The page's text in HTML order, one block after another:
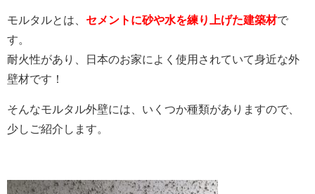
モルタルとは、 セメントに砂や水を練り上げた建築材で
す。
耐火性があり、日本のお家によく使用されていて身近な外
壁材です！
そんなモルタル外壁には、いくつか種類がありますので、
少しご紹介します。